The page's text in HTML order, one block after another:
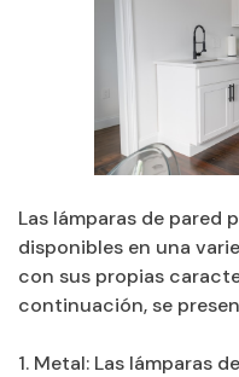
Las lámparas de pared
disponibles en una
con sus propias
continuación, se
1. Metal: Las lámparas